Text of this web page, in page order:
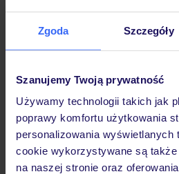
Zgoda Szczegóły
Szanujemy Twoją prywatność
Używamy technologii takich jak
poprawy komfortu użytkowania
personalizowania wyświetlanych
cookie wykorzystywane są
na naszej stronie oraz
Atrakcje
Ważne informacje